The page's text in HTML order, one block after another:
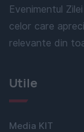
Evenimentul
celor care
relevante din
Utile
Media KIT